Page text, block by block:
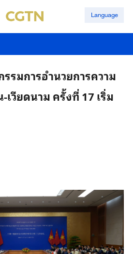
Language
รมการอำนวยการความ
วียดนาม ครั้งที่ 17 เริ่ม